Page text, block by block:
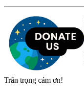
Trân trọng cám ơn!